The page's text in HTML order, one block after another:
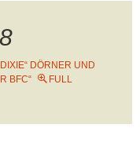
DÖRNER UND
BFC“
FULL